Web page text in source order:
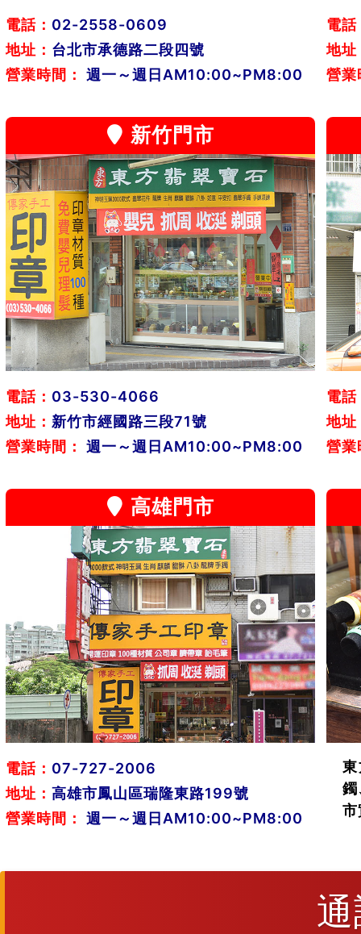
電話： 02-2558-0609
地址： 台北市承德路二段四號
營業時間：
週一～週日AM10:00~PM8:00
電話
地址
營業
新竹門市
電話： 03-530-4066
地址： 新竹市經國路三段71號
營業時間：
週一～週日AM10:00~PM8:00
電話
地址
營業
高雄門市
電話： 07-727-2006
地址： 高雄市鳳山區瑞隆東路199號
營業時間：
週一～週日AM10:00~PM8:00
鐲
市